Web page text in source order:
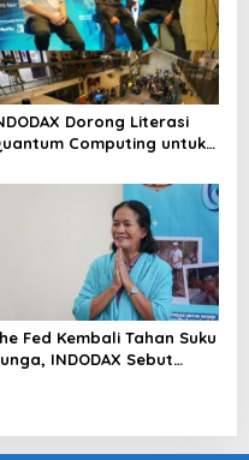
Dorong Literasi
Computing untuk
Fed Kembali Tahan Suku
INDODAX Sebut